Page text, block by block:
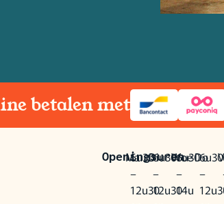
betalen met
Openingsuren
Ma
6u30
–
12u30
Di6u30
–
12u30
Woe
6u30
–
14u
Do
6u30
–